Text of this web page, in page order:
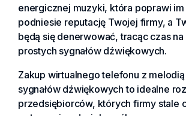
energicznej muzyki, która poprawi im
podniesie reputację Twojej firmy, a
będą się denerwować, tracąc czas na
prostych sygnałów dźwiękowych.
Zakup wirtualnego telefonu z
sygnałów dźwiękowych to idealne
przedsiębiorców, których firmy stale